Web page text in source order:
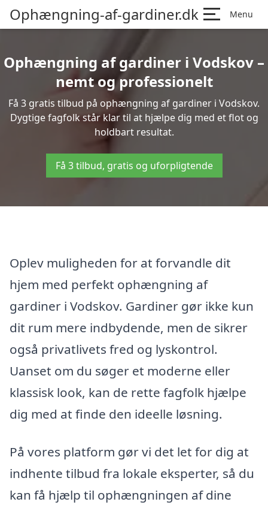
Ophængning-af-gardiner.dk Menu
Ophængning af gardiner i Vodskov –
nemt og professionelt
Få 3 gratis tilbud på ophængning af gardiner i Vodskov.
Dygtige fagfolk står klar til at hjælpe dig med et flot og
holdbart resultat.
Få 3 tilbud, gratis og uforpligtende
Oplev muligheden for at forvandle dit
hjem med perfekt ophængning af
gardiner i Vodskov. Gardiner gør ikke kun
dit rum mere indbydende, men de sikrer
også privatlivets fred og lyskontrol.
Uanset om du søger et moderne eller
klassisk look, kan de rette fagfolk hjælpe
dig med at finde den ideelle løsning.
På vores platform gør vi det let for dig at
indhente tilbud fra lokale eksperter, så du
kan få hjælp til ophængningen af dine